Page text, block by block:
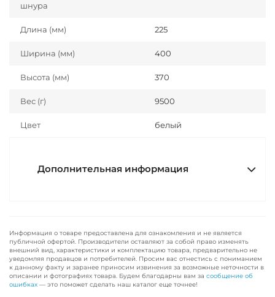
шнура
Длина (мм) 225
Ширина (мм) 400
Высота (мм) 370
Вес (г) 9500
Цвет белый
Дополнительная информация
Информация о товаре предоставлена для ознакомления и не является
публичной офертой. Производители оставляют за собой право изменять
внешний вид, характеристики и комплектацию товара, предварительно не
уведомляя продавцов и потребителей. Просим вас отнестись с пониманием
к данному факту и заранее приносим извинения за возможные неточности в
описании и фотографиях товара. Будем благодарны вам за сообщение об
ошибках — это поможет сделать наш каталог еще точнее!